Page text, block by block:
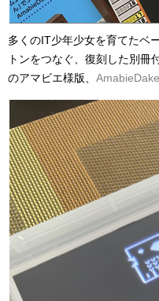
多くのIT少年少女を育てたベ
トンをつなぐ、復刻した別冊
のアマビエ様版、 AmabieDake